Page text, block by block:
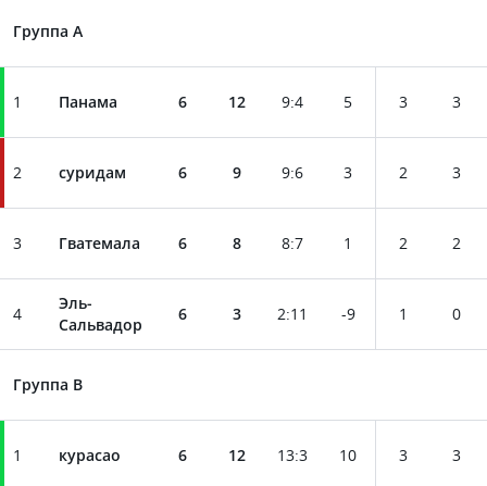
Группа A
1 Панама 6 12 9:4 5 3 3
2 суридам 6 9 9:6 3 2 3
3 Гватемала 6 8 8:7 1 2 2
4
Эль-
Сальвадор
6 3 2:11 -9 1 0
Группа B
1 курасао 6 12 13:3 10 3 3